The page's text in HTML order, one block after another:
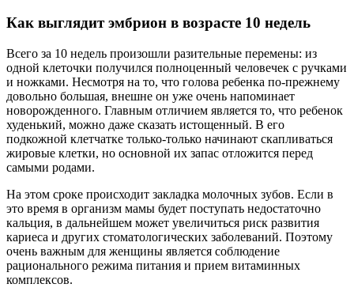
Как выглядит эмбрион в возрасте 10 недель
Всего за 10 недель произошли разительные перемены: из
одной клеточки получился полноценный человечек с ручками
и ножками. Несмотря на то, что голова ребенка по-прежнему
довольно большая, внешне он уже очень напоминает
новорожденного. Главным отличием является то, что ребенок
худенький, можно даже сказать истощенный. В его
подкожной клетчатке только-только начинают скапливаться
жировые клетки, но основной их запас отложится перед
самыми родами.
На этом сроке происходит закладка молочных зубов. Если в
это время в организм мамы будет поступать недостаточно
кальция, в дальнейшем может увеличиться риск развития
кариеса и других стоматологических заболеваний. Поэтому
очень важным для женщины является соблюдение
рационального режима питания и прием витаминных
комплексов.